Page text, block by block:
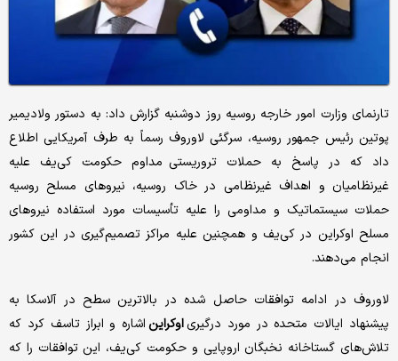
تارنمای وزارت امور خارجه روسیه روز دوشنبه گزارش داد: به دستور ولادیمیر
پوتین رئیس جمهور روسیه، سرگئی لاوروف رسماً به طرف آمریکایی اطلاع
داد که در پاسخ به حملات تروریستی مداوم حکومت کی‌یف علیه
غیرنظامیان و اهداف غیرنظامی در خاک روسیه، نیروهای مسلح روسیه
حملات سیستماتیک و مداومی را علیه تأسیسات مورد استفاده نیروهای
مسلح اوکراین در کی‌یف و همچنین علیه مراکز تصمیم‌گیری در این کشور
انجام می‌دهند.
لاوروف در ادامه توافقات حاصل شده در بالاترین سطح در آلاسکا به
پیشنهاد ایالات متحده در مورد درگیریاوکراین اشاره و ابراز تاسف کرد که
تلاش‌های گستاخانه نخبگان اروپایی و حکومت کی‌یف، این توافقات را که